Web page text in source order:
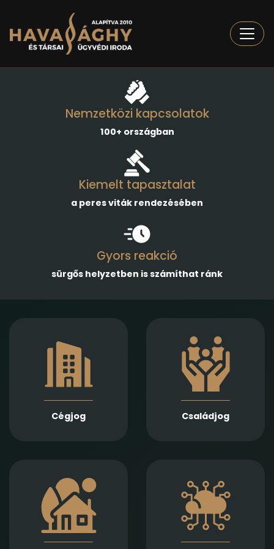
Nemzetközi kapcsolatok
100+ országban
Kiemelt tapasztalat
a peres viták rendezésében
Gyors reakció
sürgős helyzetben is számíthat ránk
Cégjog
módosításában és
átalakulásában
biztosítunk teljes körű
szolgáltatást
Jogi képviseletet
vállalunk
végelszámolás, csőd-
Családjog
megalapozott jogi
támogatást nyújtunk
házassági bontóper,
vagyonmegosztás,
tartásdíj,
gyermekelhelyezés,
szülői felügyelet,
apasági vélelem,
Ingatlan adásvétel,
ajándékozás, bérlet,
fejlesztés és
beruházási
szerződések szakértő
jogi előkészítését és
technológiai
szerződések,
adatvédelmi és
szoftverjogi kérdések,
AI -val kapcsolatos
problémák gyors és